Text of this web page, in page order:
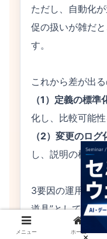
ただし、自動化
促の扱いが雑だ
す。
これから差が出
（1）定義の標準
化し、比較可能性
（2）変更のログ
し、説明の根拠に
3要因の運用が整
道具”として強く
メニュー ホーム